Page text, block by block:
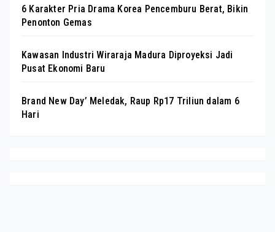
6 Karakter Pria Drama Korea Pencemburu Berat, Bikin
Penonton Gemas
Kawasan Industri Wiraraja Madura Diproyeksi Jadi
Pusat Ekonomi Baru
Brand New Day’ Meledak, Raup Rp17 Triliun dalam 6
Hari